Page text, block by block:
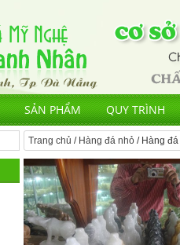
SẢN PHẨM QUY TRÌNH
Trang chủ / Hàng đá nhỏ / Hàng